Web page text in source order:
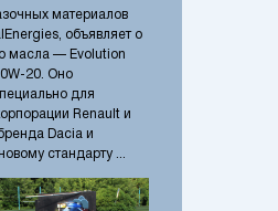
материалов
объявляет о
масла — Evolution
20. Оно
для
Renault и
Dacia и
стандарту ...